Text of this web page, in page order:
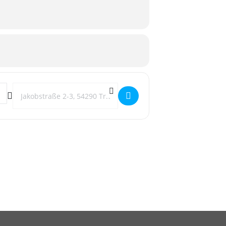
Destination Address - SchwuFo goes PapaLu []